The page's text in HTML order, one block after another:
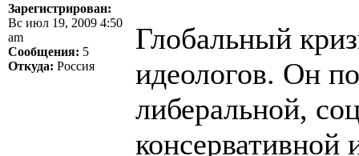
Зарегистрирован:
Вс июл 19, 2009 4:50
am
Сообщения: 5
Откуда: Россия
Глобальный
идеологов. Он
либеральной,
консервативной